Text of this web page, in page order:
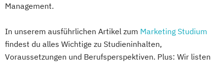
Management.
In unserem ausführlichen Artikel zum Marketing Studium
findest du alles Wichtige zu Studieninhalten,
Voraussetzungen und Berufsperspektiven. Plus: Wir listen